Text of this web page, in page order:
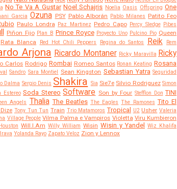
No Te Va A Gustar Noel Schajris Noelia Oasis Offspring One
Garcia Ozuna PSY Pablo Alborán Pablo Milanes Patito Feo
Paulo Londra Paz Martinez Pedro Capo Percy Sledge Pibes
Piñon Fijo Plan B Prince Royce Proyecto Uno Pulcino Pio Queen
Rata Blanca Red Hot Chili Peppers Regina do Santos Reik Rem
Arjona Ricardo Montaner Ricky Maravilla Ricky
Carlos Rodrigo Rombai Romeo Santos Ronan Keating Rosana
Sandro Sara Montiel Sean Kingston Sebastian Yatra Seguridad
Dalma Sergio Denis Shakira Sia Sie7e Silvio Rodriguez Simon
Estereo Soda Stereo Software Son by Four Stefflon Don TINI
Angels Thalia The Beatles The Eagles The Ramones Tito El
Tony Tun Tun Train Trio Matamoros Tropical U2 Usher Valeria
Village People Vilma Palma e Vampiros Violetta Viru Kumbieron
Will.I.Am Willy William Wisin Wisin y Yandel
Wiz Khalifa
Yolanda Rayo Zapato Veloz Zion y Lennox